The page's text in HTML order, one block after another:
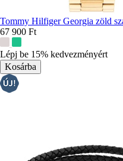
Tommy Hilfiger Georgia zöld
67 900 Ft
színek:
Lépj be 15% kedvezményért